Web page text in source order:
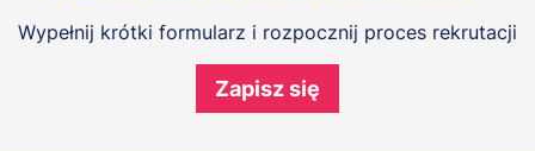
Wypełnij krótki formularz i rozpocznij proces rekrutacji
Zapisz się